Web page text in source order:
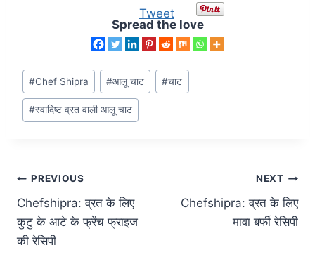
Tweet
Spread the love
#Chef Shipra #आलू चाट #चाट
#स्वादिष्ट व्रत वाली आलू चाट
PREVIOUS
Chefshipra: व्रत के लिए
कुटु के आटे के फ्रेंच फ्राइज
की रेसिपी
NEXT
Chefshipra: व्रत के लिए
मावा बर्फी रेसिपी